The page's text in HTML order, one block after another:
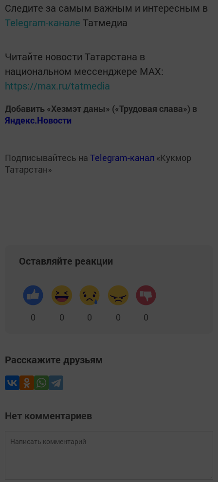
Следите за самым важным и интересным в
Telegram-канале Татмедиа
Читайте новости Татарстана в
национальном мессенджере MАХ:
https://max.ru/tatmedia
Добавить «Хезмэт даны» («Трудовая слава») в
Яндекс.Новости
Подписывайтесь на Telegram-канал «Кукмор
Татарстан»
Оставляйте реакции
0 0 0 0 0
Расскажите друзьям
Нет комментариев